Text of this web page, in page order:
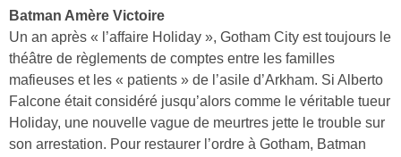
Batman Amère Victoire
Un an après « l’affaire Holiday », Gotham City est toujours le
théâtre de règlements de comptes entre les familles
mafieuses et les « patients » de l’asile d’Arkham. Si Alberto
Falcone était considéré jusqu’alors comme le véritable tueur
Holiday, une nouvelle vague de meurtres jette le trouble sur
son arrestation. Pour restaurer l’ordre à Gotham, Batman